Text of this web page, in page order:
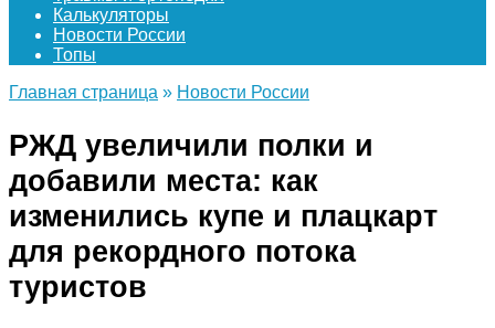
Калькуляторы
Новости России
Топы
Главная страница » Новости России
РЖД увеличили полки и
добавили места: как
изменились купе и плацкарт
для рекордного потока
туристов